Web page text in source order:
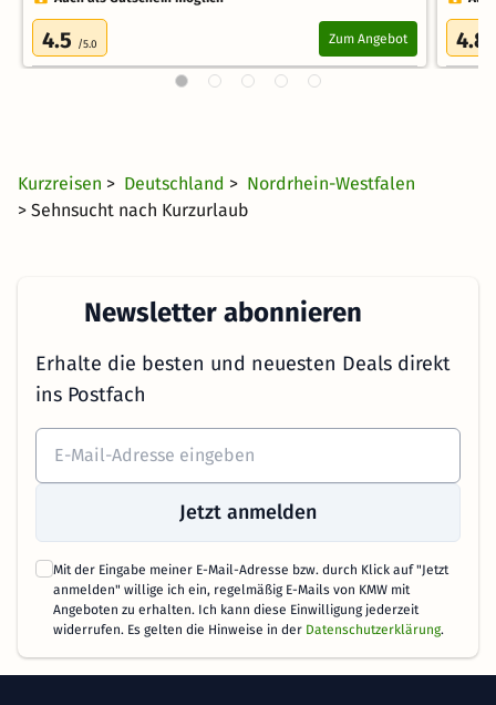
4.5 /5.0 Zum Angebot 4.8
Kurzreisen > Deutschland > Nordrhein-Westfalen
> Sehnsucht nach Kurzurlaub
Newsletter abonnieren
Erhalte die besten und neuesten Deals direkt
ins Postfach
Jetzt anmelden
Mit der Eingabe meiner E-Mail-Adresse bzw. durch Klick auf "Jetzt
anmelden" willige ich ein, regelmäßig E-Mails von KMW mit
Angeboten zu erhalten. Ich kann diese Einwilligung jederzeit
widerrufen. Es gelten die Hinweise in der Datenschutzerklärung.